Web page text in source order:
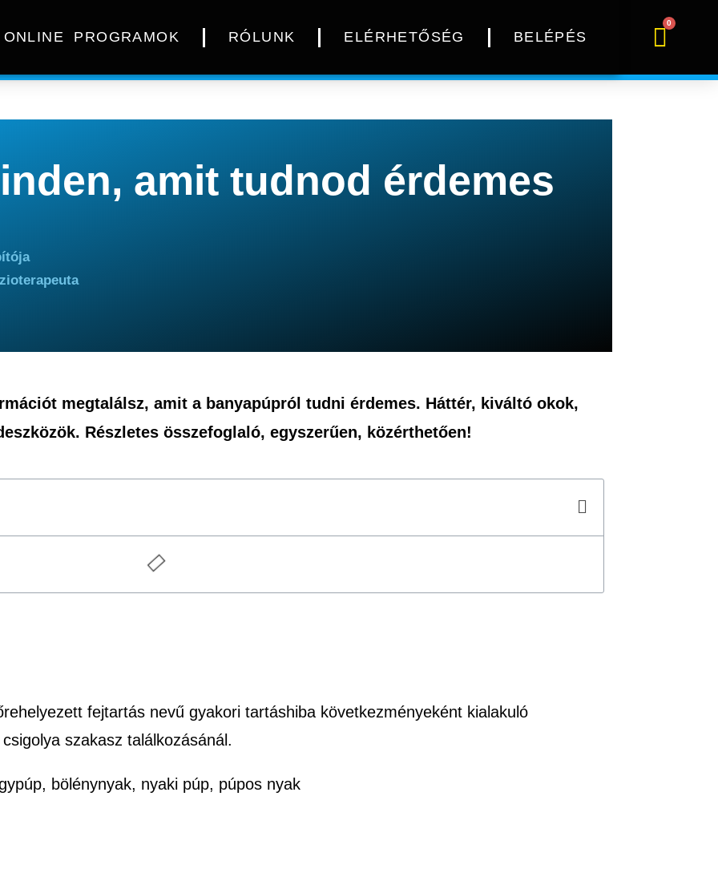
ONLINE PROGRAMOK RÓLUNK ELÉRHETŐSÉG BELÉPÉS
0
amit tudnod érdemes
megtalálsz, amit a banyapúpról tudni érdemes. Háttér, kiváltó okok,
Részletes összefoglaló, egyszerűen, közérthetően!
fejtartás nevű gyakori tartáshiba következményeként kialakuló
szakasz találkozásánál.
bölénynyak, nyaki púp, púpos nyak